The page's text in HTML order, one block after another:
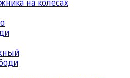
на колесах